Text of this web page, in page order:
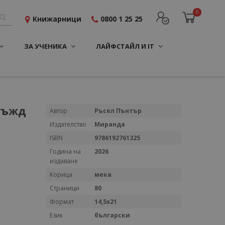
0
Книжарници 0800 1 25 25
ЗА УЧЕНИКА ЛАЙФСТАЙЛ И IT
Повече
Автор
Ръсел Пънтър
Издателство
Миранда
ISBN
9786192761325
Година на
издаване
2026
Корица
мека
Страници
80
Формат
14,5х21
Език
български